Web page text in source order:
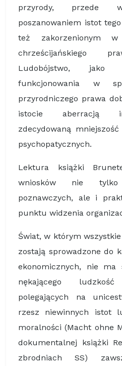
przyrody, przede
poszanowaniem istot
też zakorzenionym
chrześcijańskiego
Ludobójstwo, jako
funkcjonowania w
przyrodniczego prawa
istocie aberracją
zdecydowaną
psychopatycznych.
Lektura książki
wniosków nie
poznawczych, ale i
punktu widzenia
Świat, w którym
zostają sprowadzone do
ekonomicznych, nie ma
nękającego
polegających na
rzesz niewinnych istot
moralności (Macht ohne
dokumentalnej książki
zbrodniach SS)